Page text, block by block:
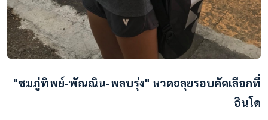
"ชมภู่ทิพย์-พัณณิน-พลบรุ่ง" หวดฉลุยรอบคัดเลือกที่
อินโด